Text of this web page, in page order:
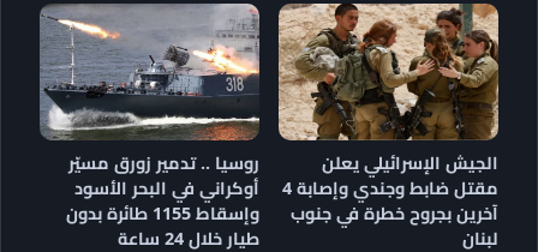
الجيش الإسرائيلي يعلن
مقتل ضابط وجندي وإصابة 4
آخرين بجروح خطرة في جنوب
لبنان
روسيا .. تدمير زورق مسيّر
أوكراني في البحر الأسود
وإسقاط 1155 طائرة بدون
طيار خلال 24 ساعة